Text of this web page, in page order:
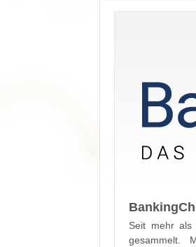
Seit mehr als
gesammelt.